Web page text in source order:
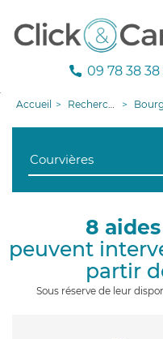
09 78 38 38
Accueil Recherche aide à domicile Bourgogne-
8
peuvent
partir
Sous réserve de leur